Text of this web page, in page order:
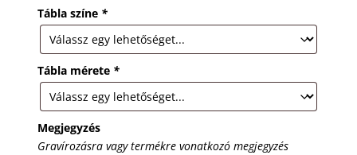
Tábla színe *
Tábla mérete *
Megjegyzés
Gravírozásra vagy termékre vonatkozó megjegyzés